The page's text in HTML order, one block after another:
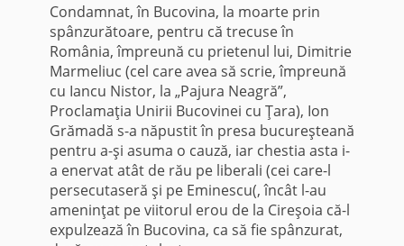
Condamnat, în Bucovina, la moarte prin
spânzurătoare, pentru că trecuse în
România, împreună cu prietenul lui, Dimitrie
Marmeliuc (cel care avea să scrie, împreună
cu Iancu Nistor, la „Pajura Neagră”,
Proclamaţia Unirii Bucovinei cu Ţara), Ion
Grămadă s-a năpustit în presa bucureşteană
pentru a-şi asuma o cauză, iar chestia asta i-
a enervat atât de rău pe liberali (cei care-l
persecutaseră şi pe Eminescu(, încât l-au
ameninţat pe viitorul erou de la Cireşoia că-l
expulzează în Bucovina, ca să fie spânzurat,